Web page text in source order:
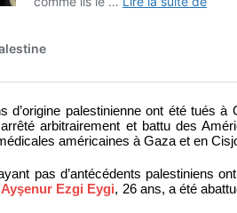
d’origine palestinienne ont été tués
arbitrairement et battu des
américaines à Gaza et en
pas d’antécédents palestiniens
Ayşenur Ezgi Eygi, 26 ans, a été